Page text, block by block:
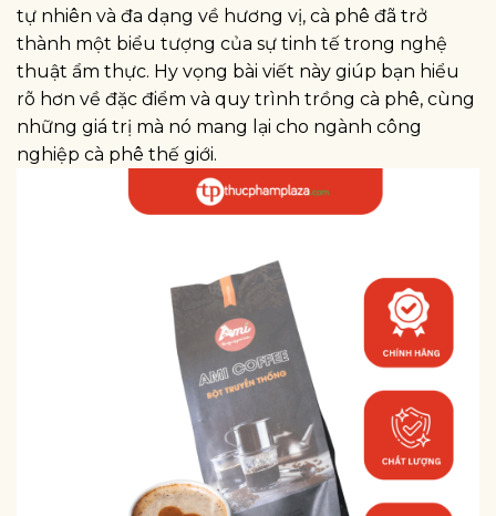
tự nhiên và đa dạng về hương vị, cà phê đã trở
thành một biểu tượng của sự tinh tế trong nghệ
thuật ẩm thực. Hy vọng bài viết này giúp bạn hiểu
rõ hơn về đặc điểm và quy trình trồng cà phê, cùng
những giá trị mà nó mang lại cho ngành công
nghiệp cà phê thế giới.